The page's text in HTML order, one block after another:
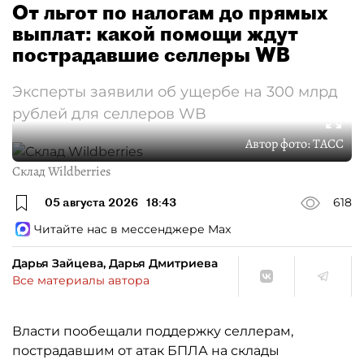
От льгот по налогам до прямых
выплат: какой помощи ждут
пострадавшие селлеры WB
Эксперты заявили об ущербе на 300 млрд
рублей для селлеров WB
Автор фото:ТАСС
Склад Wildberries
05 августа 2026 18:43
618
Читайте нас в мессенджере Max
Дарья Зайцева, Дарья Дмитриева
Все материалы автора
Власти пообещали поддержку селлерам,
пострадавшим от атак БПЛА на склады